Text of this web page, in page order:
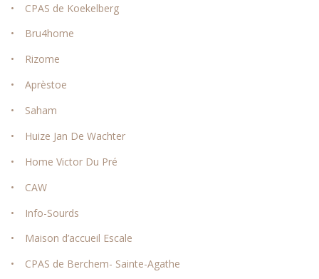
CPAS de Koekelberg
Bru4home
Rizome
Aprèstoe
Saham
Huize Jan De Wachter
Home Victor Du Pré
CAW
Info-Sourds
Maison d’accueil Escale
CPAS de Berchem- Sainte-Agathe